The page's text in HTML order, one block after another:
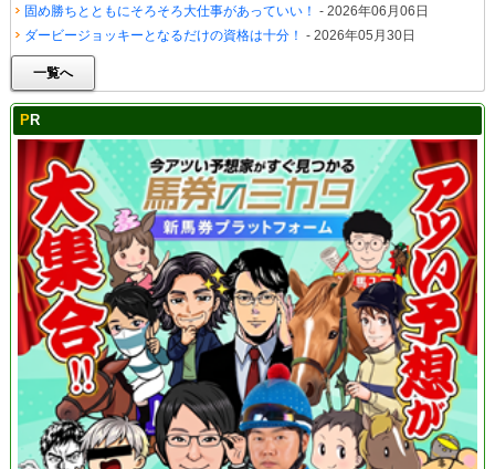
固め勝ちとともにそろそろ大仕事があっていい！ - 2026年06月06日
ダービージョッキーとなるだけの資格は十分！ - 2026年05月30日
一覧へ
PR